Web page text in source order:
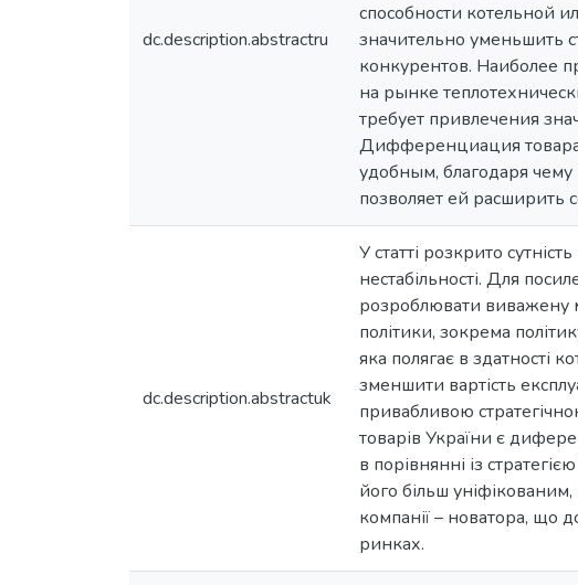
dc.description.abstractru
способности котельной
значительно уменьшить
конкурентов. Наиболее
на рынке
требует привлечения
Дифференциация товара
удобным, благодаря
позволяет ей расширить
dc.description.abstractuk
У статті розкрито
нестабільності. Для
розроблювати виважену
політики, зокрема
яка полягає в здатності
зменшити вартість
привабливою
товарів України є
в порівнянні із
його більш
компанії – новатора, що
ринках.